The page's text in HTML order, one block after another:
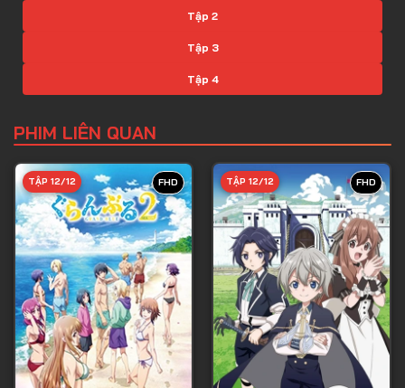
Tập 2
Tập 3
Tập 4
Tập 6
Tập 8
Tập 9
Tập 10
Tập 11
Tập 12
Tập 13
PHIM LIÊN QUAN
FHD
TẬP 12/12 FHD
TẬP 12/12